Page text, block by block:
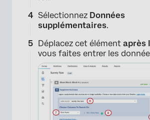
Sélectionnez Données
supplémentaires.
Déplacez cet élément après
vous faites entrer les